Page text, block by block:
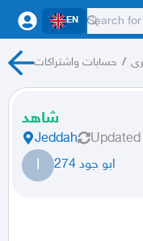
EN
حسابات واشتراكات /
شاهد
Jeddah Updated
ا ابو جود 274